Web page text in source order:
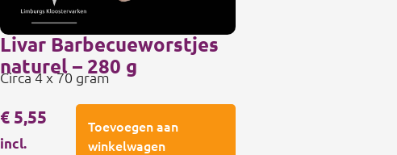
€5,55
incl.
Toevoegen aan
winkelwagen
Livar Barbecueworstjes
naturel – 280 g
Circa 4 x 70 gram